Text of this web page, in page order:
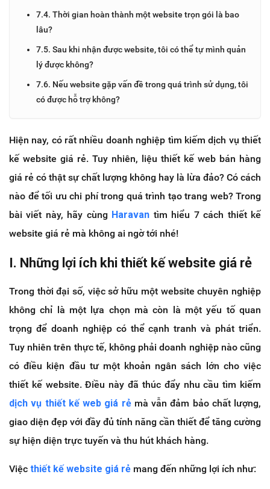
7.4. Thời gian hoàn thành một website trọn gói là bao
lâu?
7.5. Sau khi nhận được website, tôi có thể tự mình quản
lý được không?
7.6. Nếu website gặp vấn đề trong quá trình sử dụng, tôi
có được hỗ trợ không?
Hiện nay, có rất nhiều doanh nghiệp tìm kiếm dịch vụ thiết
kế website giá rẻ. Tuy nhiên, liệu thiết kế web bán hàng
giá rẻ có thật sự chất lượng không hay là lừa đảo? Có cách
nào để tối ưu chi phí trong quá trình tạo trang web? Trong
bài viết này, hãy cùng Haravan tìm hiểu 7 cách thiết kế
website giá rẻ mà không ai ngờ tới nhé!
I. Những lợi ích khi thiết kế website giá rẻ
Trong thời đại số, việc sở hữu một website chuyên nghiệp
không chỉ là một lựa chọn mà còn là một yếu tố quan
trọng để doanh nghiệp có thể cạnh tranh và phát triển.
Tuy nhiên trên thực tế, không phải doanh nghiệp nào cũng
có điều kiện đầu tư một khoản ngân sách lớn cho việc
thiết kế website. Điều này đã thúc đẩy nhu cầu tìm kiếm
dịch vụ thiết kế web giá rẻmà vẫn đảm bảo chất lượng,
giao diện đẹp với đầy đủ tính năng cần thiết để tăng cường
sự hiện diện trực tuyến và thu hút khách hàng.
Việc thiết kế website giá rẻ mang đến những lợi ích như: